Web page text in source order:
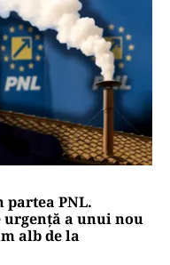
partea PNL.
urgență a unui nou
alb de la